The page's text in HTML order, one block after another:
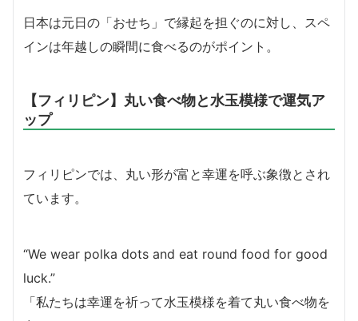
日本は元日の「おせち」で縁起を担ぐのに対し、スペ
インは年越しの瞬間に食べるのがポイント。
【フィリピン】丸い食べ物と水玉模様で運気ア
ップ
フィリピンでは、丸い形が富と幸運を呼ぶ象徴とされ
ています。
“We wear polka dots and eat round food for good
luck.”
「私たちは幸運を祈って水玉模様を着て丸い食べ物を